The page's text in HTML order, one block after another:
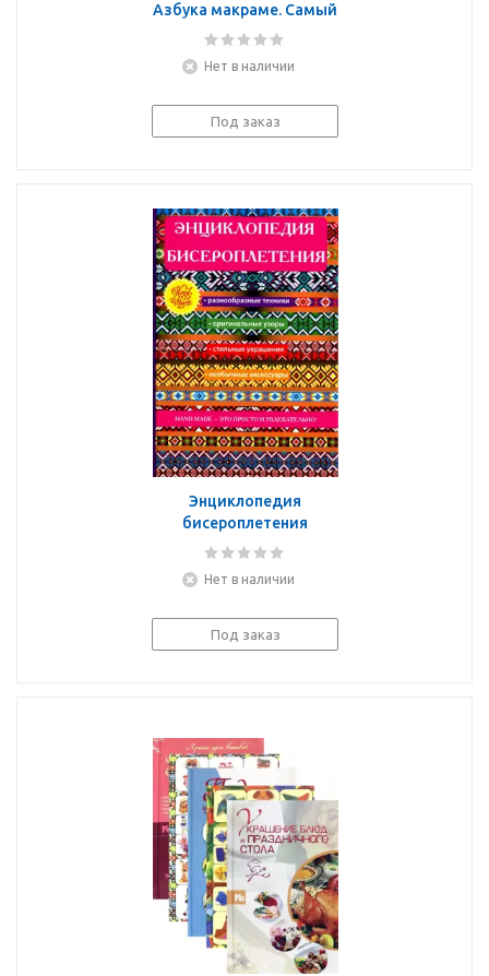
Азбука макраме. Самый
полный авторский курс
плетения
Нет в наличии
Под заказ
Энциклопедия
бисероплетения
Нет в наличии
Под заказ